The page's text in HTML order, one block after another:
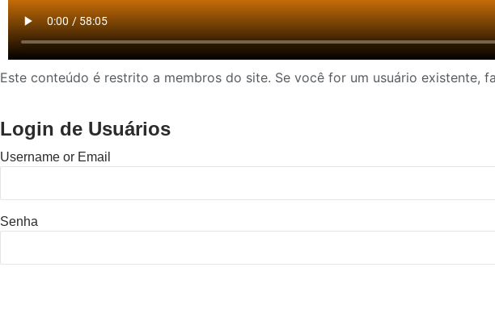
Este conteúdo é restrito a membros do site. Se você for um usuário existente,
Login de Usuários
Username or Email
Senha